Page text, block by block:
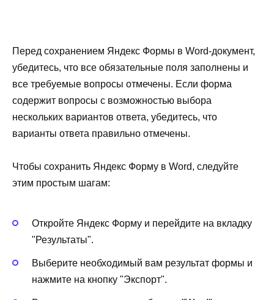
Перед сохранением Яндекс Формы в Word-документ,
убедитесь, что все обязательные поля заполнены и
все требуемые вопросы отмечены. Если форма
содержит вопросы с возможностью выбора
нескольких вариантов ответа, убедитесь, что
варианты ответа правильно отмечены.
Чтобы сохранить Яндекс Форму в Word, следуйте
этим простым шагам:
Откройте Яндекс Форму и перейдите на вкладку
"Результаты".
Выберите необходимый вам результат формы и
нажмите на кнопку "Экспорт".